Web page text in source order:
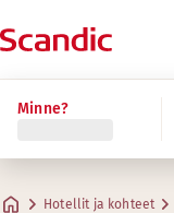
Minne?
Hotellit ja kohteet